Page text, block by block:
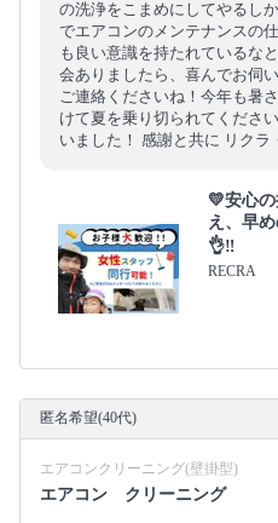
の洗浄をこまめにしてやるし
でエアコンのメンテナンスの
も良い意識を持たれているな
会ありましたら、喜んでお伺
ご連絡くださいね！今年も暑
けて夏を乗り切られてくださ
いました！ 感謝と共に リク
💛安心
え、早
👌‼️
RECRA
匿名希望(40代)
エアコンクリーニング(壁掛型)
エアコン クリーニング